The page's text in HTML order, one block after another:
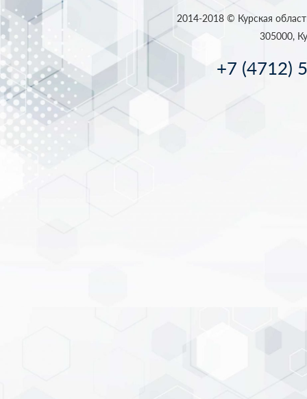
2014-2018 © Курская
305000,
+7 (4712)